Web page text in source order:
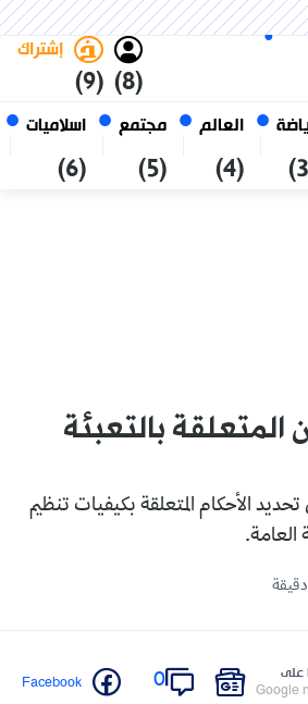
العالم
(4)
مجتمع
(5)
اسلاميات
(6)
(8)
إشتراك
(9)
الجزائر
المتعلقة بالتعبئة
الأحكام المتعلقة بكيفيات تنظيم
العامة.
على
Google
0
Facebook